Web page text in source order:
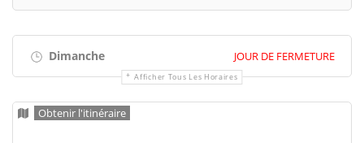
Dimanche JOUR DE FERMETURE
Afficher Tous Les Horaires
Obtenir l'itinéraire